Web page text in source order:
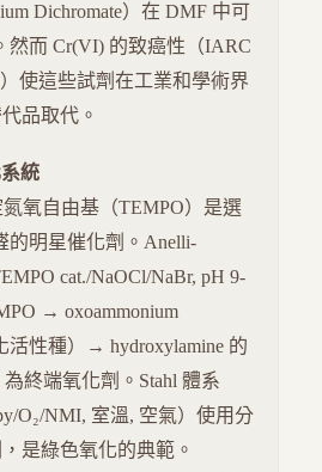
Dichromate）在 DMF 中可
然而 Cr(VI) 的致癌性（IARC
）使這些試劑在工業和學術界
品取代。
統
氮氧自由基（TEMPO）是選
的明星催化劑。Anelli-
cat./NaOCl/NaBr, pH 9-
→ oxoammonium
活性種）→ hydroxylamine 的
終端氧化劑。Stahl 體系
O₂/NMI, 室溫, 空氣）使用分
是綠色氧化的典範。